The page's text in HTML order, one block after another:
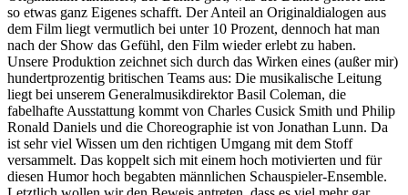
so etwas ganz Eigenes schafft. Der Anteil an Originaldialogen aus
dem Film liegt vermutlich bei unter 10 Prozent, dennoch hat man
nach der Show das Gefühl, den Film wieder erlebt zu haben.
Unsere Produktion zeichnet sich durch das Wirken eines (außer mir)
hundertprozentig britischen Teams aus: Die musikalische Leitung
liegt bei unserem Generalmusikdirektor Basil Coleman, die
fabelhafte Ausstattung kommt von Charles Cusick Smith und Philip
Ronald Daniels und die Choreographie ist von Jonathan Lunn. Da
ist sehr viel Wissen um den richtigen Umgang mit dem Stoff
versammelt. Das koppelt sich mit einem hoch motivierten und für
diesen Humor hoch begabten männlichen Schauspieler-Ensemble.